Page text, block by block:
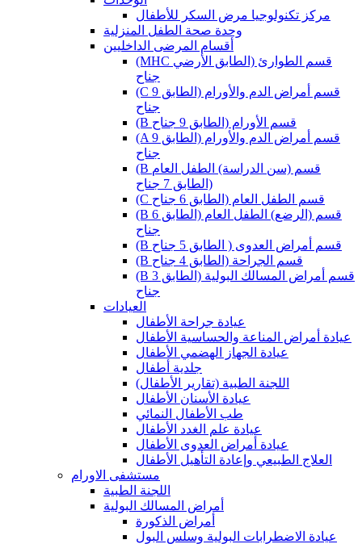
مركز تكنولوجيا مرض السكر للأطفال
وحدة صحة الطفل المنزلية
أقسام المرضى الداخليين
(MHC قسم الطوارئ (الطابق الأرضي
جناح
(C قسم أمراض الدم والأورام (الطابق 9
جناح
(B قسم الأورام (الطابق 9 جناح
(A قسم أمراض الدم والأورام (الطابق 9
جناح
(B قسم (سن الدراسة) الطفل العام
(الطابق 7 جناح
(C قسم الطفل العام (الطابق 6 جناح
(B قسم (الرضع) الطفل العام (الطابق 6
جناح
(B قسم أمراض العدوى ( الطابق 5 جناح
(B قسم الجراحة (الطابق 4 جناح
(B قسم أمراض المسالك البولية (الطابق 3
جناح
العيادات
عيادة جراحة الأطفال
عيادة أمراض المناعة والحساسية الأطفال
عيادة الجهاز الهضمي الأطفال
جلدية أطفال
(اللجنة الطبية (تقارير الأطفال
عيادة الأسنان الأطفال
طب الأطفال النمائي
عيادة علم الغدد الأطفال
عيادة أمراض العدوى الأطفال
العلاج الطبيعي وإعادة التأهيل الأطفال
مستشفى الاورام
اللجنة الطبية
أمراض المسالك البولية
أمراض الذكورة
عيادة الاضطرابات البولية وسلس البول